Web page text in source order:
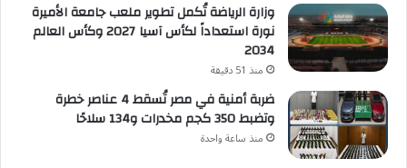
وزارة الرياضة تُكمل تطوير ملعب جامعة الأميرة
نورة استعداداً لكأس آسيا 2027 وكأس العالم
2034
منذ 51 دقيقة
ضربة أمنية في مصر تُسقط 4 عناصر خطرة
وتضبط 350 كجم مخدرات و134 سلاحًا
منذ ساعة واحدة